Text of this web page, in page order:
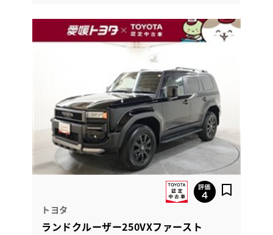
トヨタ
ランドクルーザー250VXファースト